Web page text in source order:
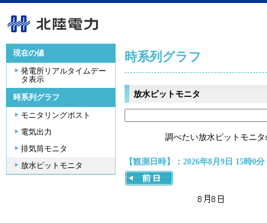
現在の値
発電所リアルタイムデー
タ表示
時系列グラフ
モニタリングポスト
電気出力
排気筒モニタ
放水ピットモニタ
時系列グラフ
放水ピットモニタ
調べたい放水ピットモニ
【観測日時】：2026年8月9日 15時0分